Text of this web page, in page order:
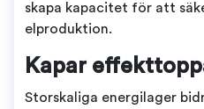
skapa kapacitet för att
elproduktion.
Kapar
Storskaliga energilager